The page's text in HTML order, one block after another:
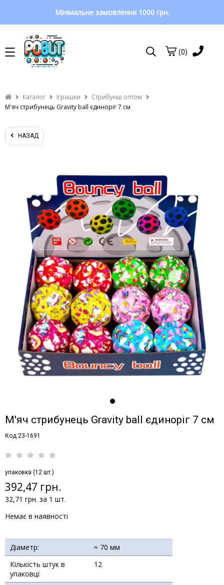
Мінімальне замовлення 1000 грн.
(0)
Каталог Іграшки
Стрибунці оптом
М'яч стрибунець Gravity ball єдиноріг 7 см
НАЗАД
М'яч стрибунець Gravity ball єдиноріг 7 см
Код 23-1691
упаковка (12 шт.)
392,47 грн.
32,71 грн. за 1 шт.
Немає в наявності
Діаметр:
≈ 70 мм
Кількість штук в
упаковці:
12